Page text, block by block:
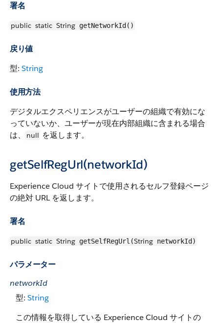
署名
public static String getNetworkId()
戻り値
型: String
使用方法
デジタルエクスペリエンスがユーザーの組織で有効にな
っていないか、ユーザーが現在内部組織に含まれる場合
は、
null を返します。
getSelfRegUrl(networkId)
Experience Cloud サイトで使用されるセルフ登録ページ
の絶対 URL を返します。
署名
public static String getSelfRegUrl(String networkId)
パラメーター
networkId
型: String
この情報を取得している Experience Cloud サイトの